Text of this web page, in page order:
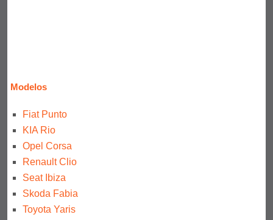
Modelos
Fiat Punto
KIA Rio
Opel Corsa
Renault Clio
Seat Ibiza
Skoda Fabia
Toyota Yaris